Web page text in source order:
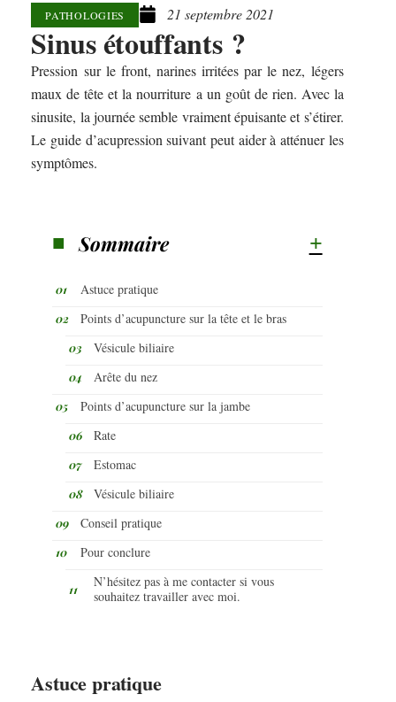
PATHOLOGIES 21 septembre 2021
Sinus étouffants ?
Pression sur le front, narines irritées par le nez, légers
maux de tête et la nourriture a un goût de rien. Avec la
sinusite, la journée semble vraiment épuisante et s’étirer.
Le guide d’acupression suivant peut aider à atténuer les
symptômes.
Sommaire
Astuce pratique
Points d’acupuncture sur la tête et le bras
Vésicule biliaire
Arête du nez
Points d’acupuncture sur la jambe
Rate
Estomac
Vésicule biliaire
Conseil pratique
Pour conclure
N’hésitez pas à me contacter si vous
souhaitez travailler avec moi.
Astuce pratique